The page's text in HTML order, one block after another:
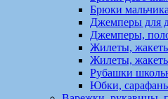
Брюки
Джемперы для
Джемперы,
Жилеты,
Жилеты,
Рубашки
Юбки,